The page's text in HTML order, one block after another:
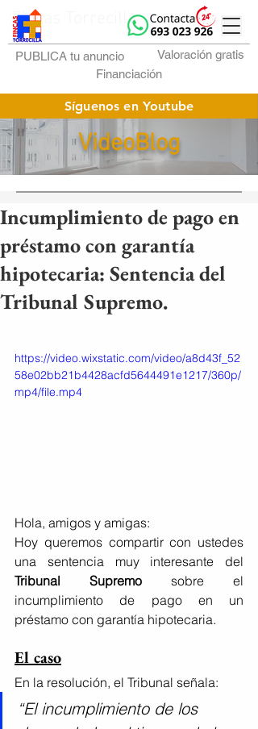
Fincas Torrecilla
PUBLICA tu anuncio
Valoración gratis
Financiación
Síguenos en Youtube
VideoBlog
Incumplimiento de pago en
préstamo con garantía
hipotecaria: Sentencia del
Tribunal Supremo.
https://video.wixstatic.com/video/a8d43f_52
58e02bb21b4428acfd5644491e1217/360p/
mp4/file.mp4
Hola, amigos y amigas:
Hoy queremos compartir con ustedes
Tribunal Supremo sobre el
incumplimiento de pago en un
préstamo con garantía hipotecaria.
El caso
En la resolución, el Tribunal señala:
“El incumplimiento de los